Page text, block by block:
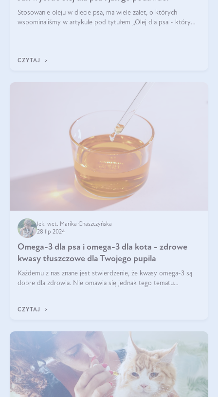
Stosowanie oleju w diecie psa, ma wiele zalet, o których
wspominaliśmy w artykule pod tytułem „Olej dla psa - który
CZYTAJ
lek. wet. Marika Chaszczyńska
28 lip 2024
Omega-3 dla psa i omega-3 dla kota - zdrowe
kwasy tłuszczowe dla Twojego pupila
Każdemu z nas znane jest stwierdzenie, że kwasy omega-3 są
dobre dla zdrowia. Nie omawia się jednak tego tematu
CZYTAJ